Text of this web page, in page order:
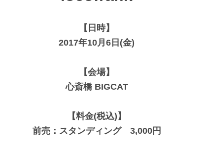
【日時】
2017年10月6日(金)
【会場】
心斎橋 BIGCAT
【料金(税込)】
前売：スタンディング 3,000円